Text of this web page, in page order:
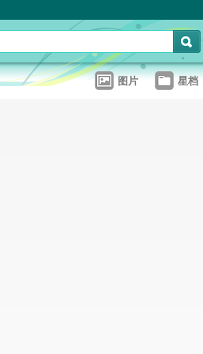
图片 星档